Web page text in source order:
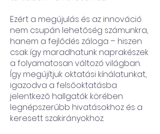
Ezért a megújulás és az innováció
nem csupán lehetőség számunkra,
hanem a fejlődés záloga – hiszen
csak így maradhatunk naprakészek
a folyamatosan változó világban.
Így megújítjuk oktatási kínálatunkat,
igazodva a felsőoktatásba
jelentkező hallgatók körében
legnépszerűbb hivatásokhoz és a
keresett szakirányokhoz.